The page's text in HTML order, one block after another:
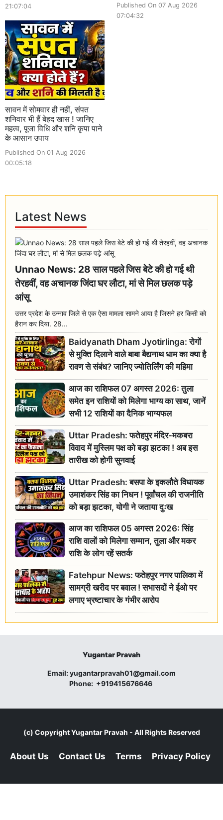
21:07:04
Published On 07 Aug 2026
07:04:32
सावन में सोमवार ही नहीं, संपत
शनिवार भी हैं बेहद खास ! जानिए
महत्व, पूजा विधि और शनि कृपा पाने
के आसान उपाय
Published On 01 Aug 2026
00:05:18
Latest News
Unnao News: 28 साल पहले जिस बेटे की हो गई थी
तेरहवीं, वह अचानक जिंदा घर लौटा, मां से मिल छलक पड़े
आंसू
उत्तर प्रदेश के उन्नाव जिले से एक ऐसा मामला सामने आया है जिसने हर किसी को
हैरान कर दिया. 28...
Baidyanath Dham Jyotirlinga: रोगों
से मुक्ति दिलाने वाले बाबा बैद्यनाथ धाम का क्या है
रावण से संबंध? जानिए ज्योतिर्लिंग की महिमा
आज का राशिफल 07 अगस्त 2026: तुला
समेत इन राशियों को मिलेगा भाग्य का साथ, जानें
सभी 12 राशियों का दैनिक भाग्यफल
Uttar Pradesh: फतेहपुर मंदिर-मकबरा
विवाद में मुस्लिम पक्ष को बड़ा झटका ! अब इस
तारीख को होगी सुनवाई
Uttar Pradesh: बसपा के इकलौते विधायक
उमाशंकर सिंह का निधन ! पूर्वांचल की राजनीति
को बड़ा झटका, योगी ने जताया दुःख
आज का राशिफल 05 अगस्त 2026: सिंह
राशि वालों को मिलेगा सम्मान, तुला और मकर
राशि के लोग रहें सतर्क
Fatehpur News: फतेहपुर नगर पालिका में
सामग्री खरीद पर बवाल ! सभासदों ने ईओ पर
लगाए भ्रष्टाचार के गंभीर आरोप
Yugantar Pravah
Email:yugantarpravah01@gmail.com
Phone: +919415676646
(c) CopyrightYugantar Pravah - All Rights Reserved
About Us Contact Us Terms Privacy Policy